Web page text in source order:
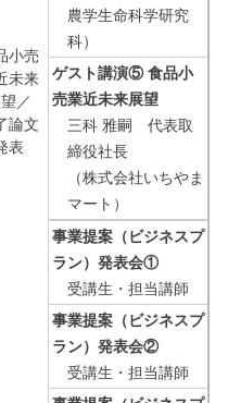
小売
未来
／
論文
表
農学生命科学研究
科）
ゲスト講演⑤ 食品小
売業近未来展望
三科 雅嗣 代表取
締役社長
（株式会社いちやま
マート）
事業提案（ビジネスプ
ラン）発表会①
受講生・担当講師
事業提案（ビジネスプ
ラン）発表会②
受講生・担当講師